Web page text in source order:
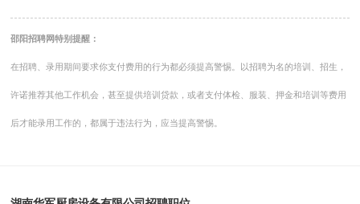
邵阳招聘网特别提醒：
在招聘、录用期间要求你支付费用的行为都必须提高警惕。以招聘为名的培训、招生，
许诺推荐其他工作机会，甚至提供培训贷款，或者支付体检、服装、押金和培训等费用
后才能录用工作的，都属于违法行为，应当提高警惕。